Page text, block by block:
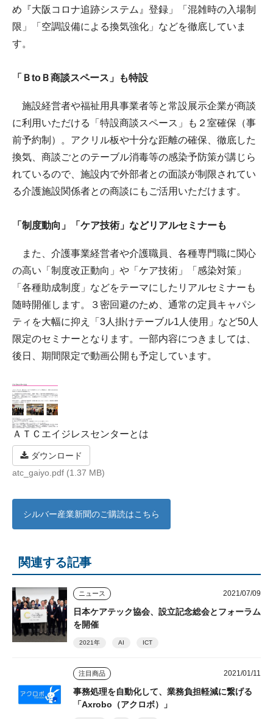
め『大阪コロナ追跡システム』登録」「混雑時の入場制
限」「空調設備による換気強化」などを徹底していま
す。
「ＢtoＢ商談スペース」も特設
施設経営者や福祉用具事業者等と常設展示企業が商談
に利用いただける「特設商談スペース」も２室確保（事
前予約制）。アクリル板や十分な距離の確保、徹底した
換気、商談ごとのテーブル消毒等の感染予防策が講じら
れているので、施設内で外部者との面談が制限されてい
る介護施設関係者との商談にもご活用いただけます。
「制度動向」「ケア技術」などリアルセミナーも
また、介護事業経営者や介護職員、各種専門職に関心
の高い「制度改正動向」や「ケア技術」「感染対策」
「各種助成制度」などをテーマにしたリアルセミナーも
随時開催します。３密回避のため、通常の定員キャパシ
ティを大幅に抑え「3人掛けテーブル1人使用」など50人
限定のセミナーとなります。一部内容につきましては、
後日、期間限定で動画公開も予定しています。
ＡＴＣエイジレスセンターとは
ダウンロード
atc_gaiyo.pdf (1.37 MB)
シルバー産業新聞のご購読はこちら
関連する記事
ニュース 2021/07/09
日本ケアテック協会、設立記念総会とフォーラム
を開催
2021年 AI ICT
注目商品 2021/01/11
事務処理を自動化して、業務負担軽減に繋げる
「Axrobo（アクロボ）」